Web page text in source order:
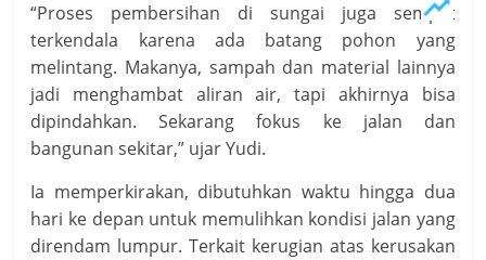
“Proses pembersihan di sungai juga sempat
terkendala karena ada batang pohon yang
melintang. Makanya, sampah dan material lainnya
jadi menghambat aliran air, tapi akhirnya bisa
dipindahkan. Sekarang fokus ke jalan dan
bangunan sekitar,” ujar Yudi.
Ia memperkirakan, dibutuhkan waktu hingga dua
hari ke depan untuk memulihkan kondisi jalan yang
direndam lumpur. Terkait kerugian atas kerusakan